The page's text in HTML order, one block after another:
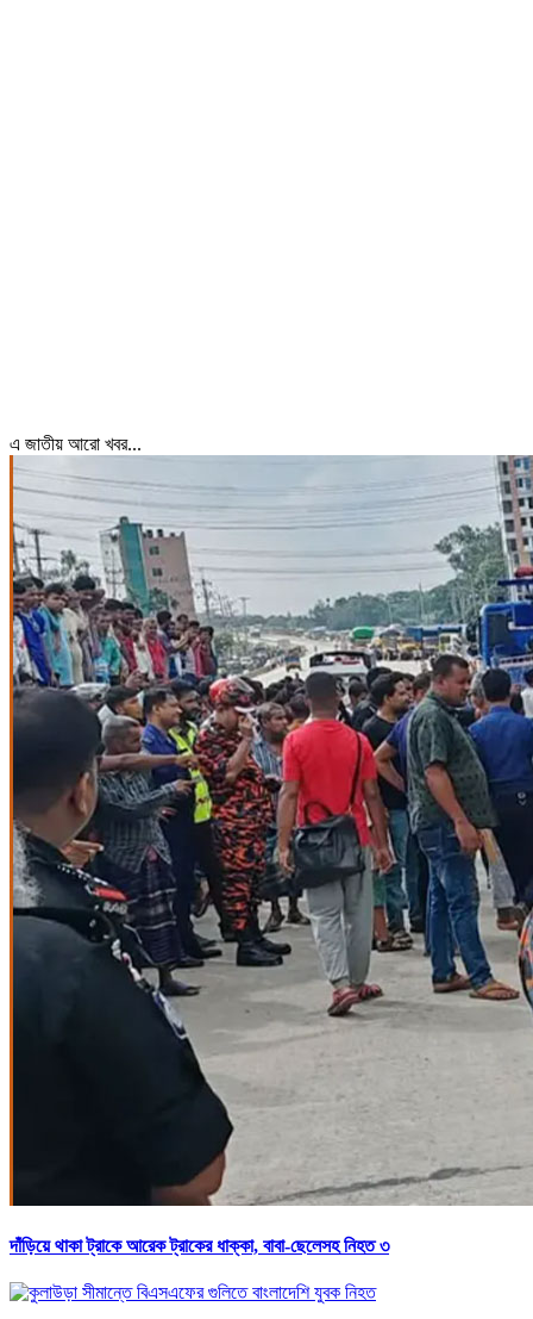
এ জাতীয় আরো খবর...
দাঁড়িয়ে থাকা ট্রাকে আরেক ট্রাকের ধাক্কা, বাবা-ছেলেসহ নিহত ৩